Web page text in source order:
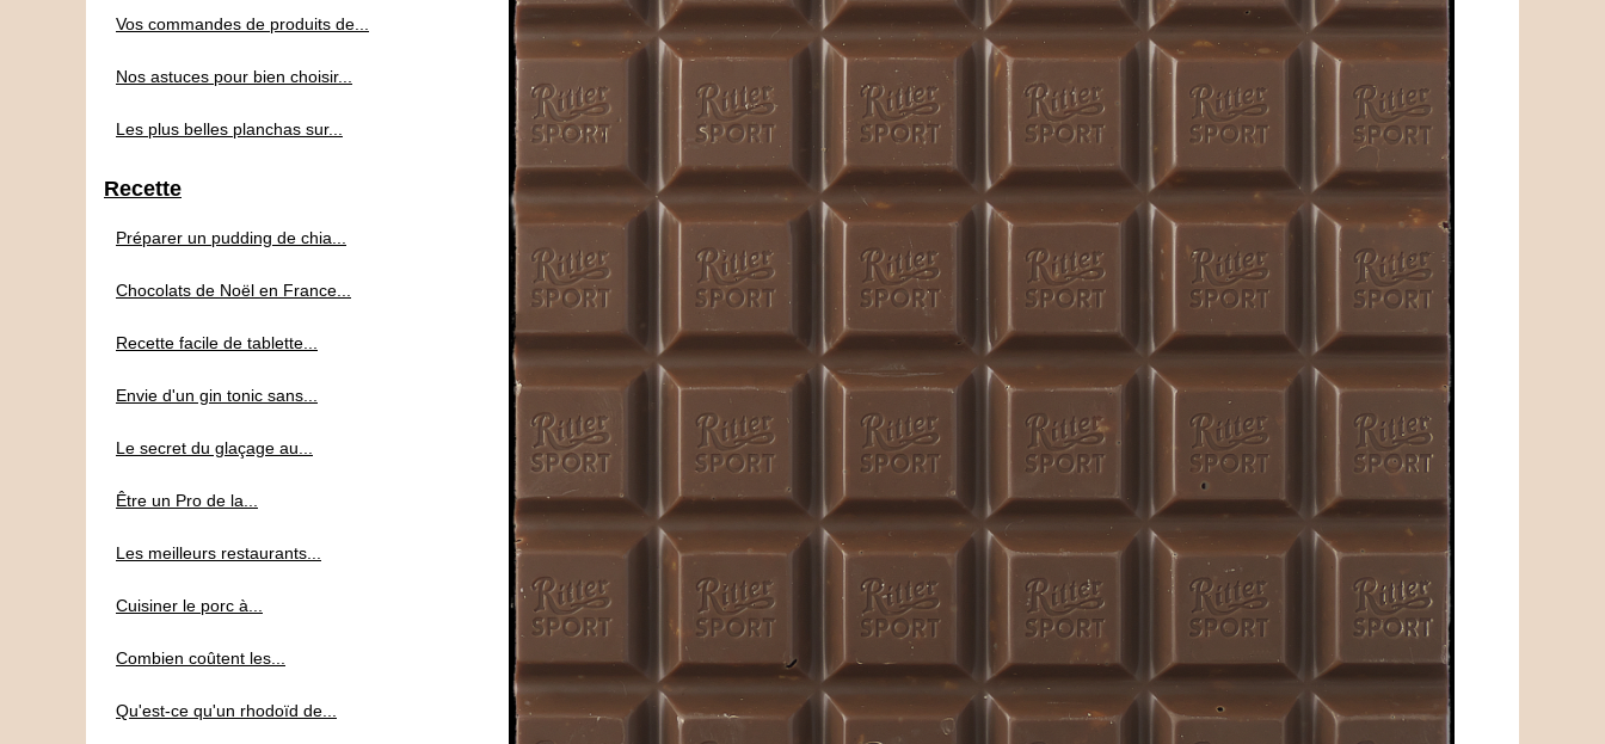
Vos commandes de produits de...
Nos astuces pour bien choisir...
Les plus belles planchas sur...
Recette
Préparer un pudding de chia...
Chocolats de Noël en France...
Recette facile de tablette...
Envie d'un gin tonic sans...
Le secret du glaçage au...
Être un Pro de la...
Les meilleurs restaurants...
Cuisiner le porc à...
Combien coûtent les...
Qu'est-ce qu'un rhodoïd de...